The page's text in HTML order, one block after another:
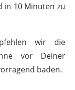
in 10 Minuten zu
wir die
vor Deiner
baden.